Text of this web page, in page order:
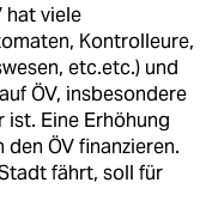
hat viele
Kontrolleure,
etc.etc.) und
ÖV, insbesondere
Eine Erhöhung
ÖV finanzieren.
fährt, soll für